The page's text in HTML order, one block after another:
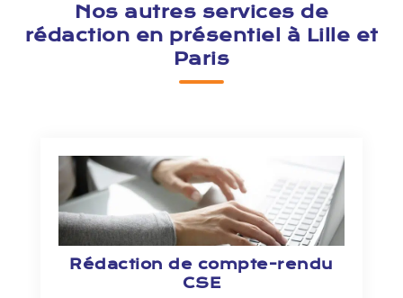
Nos autres services de
rédaction en présentiel à Lille et
Paris
Rédaction de compte-rendu
CSE